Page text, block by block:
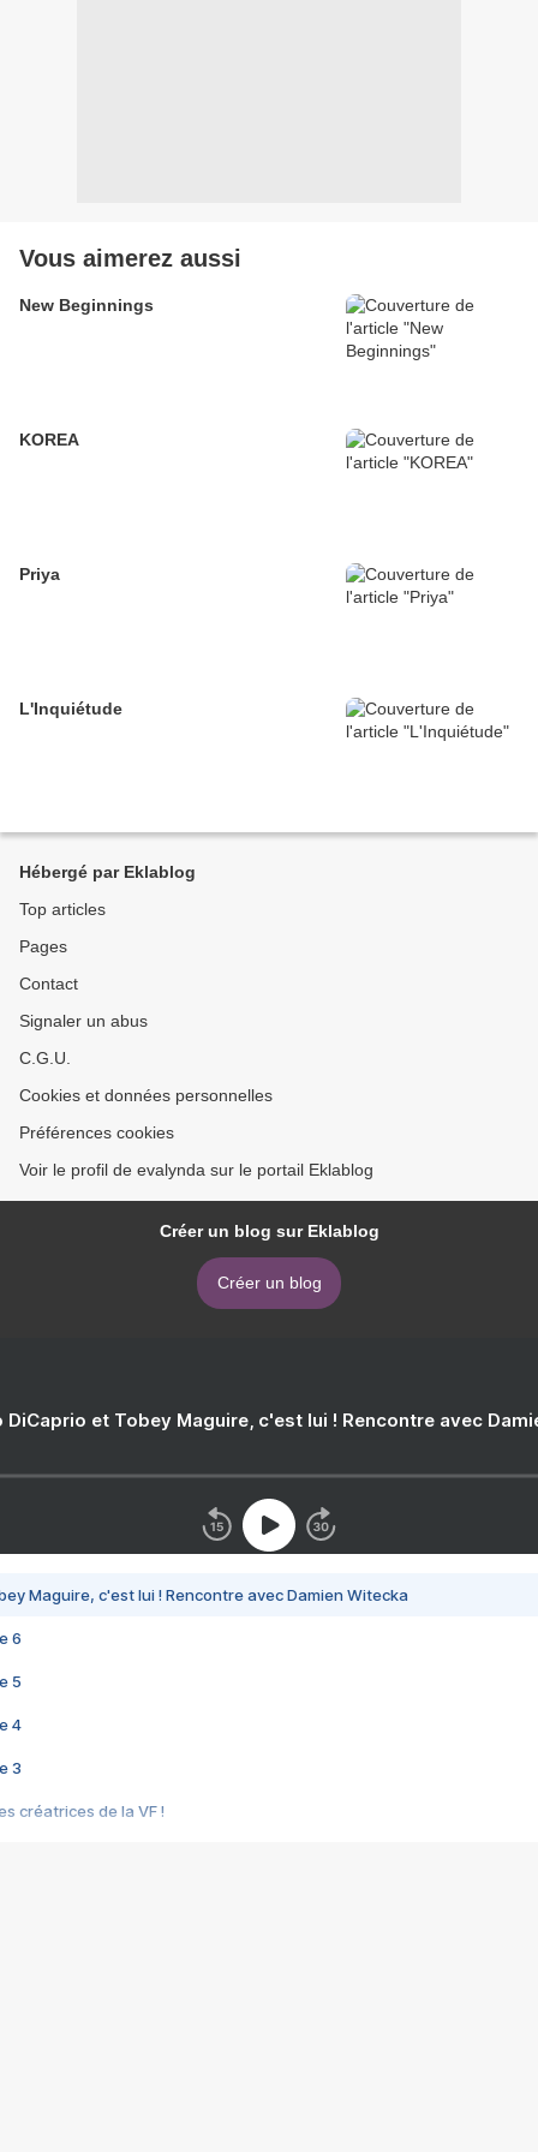
Vous aimerez aussi
New Beginnings
KOREA
Priya
L'Inquiétude
Hébergé par Eklablog
Top articles
Pages
Contact
Signaler un abus
C.G.U.
Cookies et données personnelles
Préférences cookies
Voir le profil de evalynda sur le portail Eklablog
Créer un blog sur Eklablog
Créer un blog
DiCaprio et Tobey Maguire, c'est lui ! Rencontre avec
Maguire, c'est lui ! Rencontre avec Damien Witecka
6
5
4
3
créatrices de la VF !